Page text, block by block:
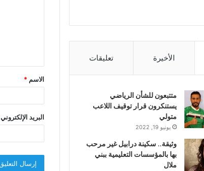
ق
*
الاسم *
البريد الإلكتروني
الأخيرة تعليقات
متتبعون للشأن الرياضي
يستنكرون قرار توقيف اللاعب
متولي
يونيو 19, 2022
وثيقة.. سكينة درابيل غير مرحب
بها بالمؤسسات التعليمية ببني
ملال